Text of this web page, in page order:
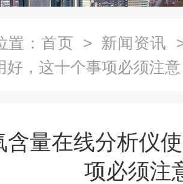
置： 首页 > 新闻资讯
好，这十个事项必须注意
含量在线分析仪
项必须注